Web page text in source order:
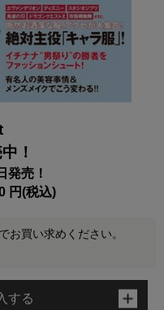
！
発売！
円(税込)
お買い求めください。
する